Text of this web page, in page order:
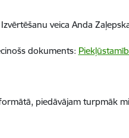
veica Anda
dokuments:
piedāvājam turpmāk